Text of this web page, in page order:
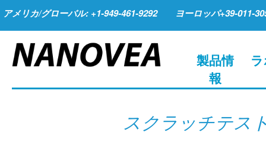
アメリカ/グローバル: +1-949-461-9292 ヨーロッパ+39-011-
製品情
報
スクラッチテス